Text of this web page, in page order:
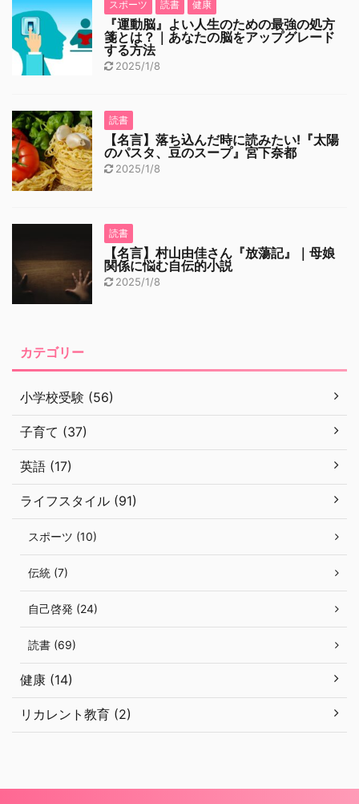
スポーツ 読書 健康
『運動脳』よい人生のための最強の処方
箋とは？｜あなたの脳をアップグレード
する方法
2025/1/8
読書
【名言】落ち込んだ時に読みたい!『太陽
のパスタ、豆のスープ』宮下奈都
2025/1/8
読書
【名言】村山由佳さん『放蕩記』｜母娘
関係に悩む自伝的小説
2025/1/8
カテゴリー
小学校受験 (56)
子育て (37)
英語 (17)
ライフスタイル (91)
スポーツ (10)
伝統 (7)
自己啓発 (24)
読書 (69)
健康 (14)
リカレント教育 (2)